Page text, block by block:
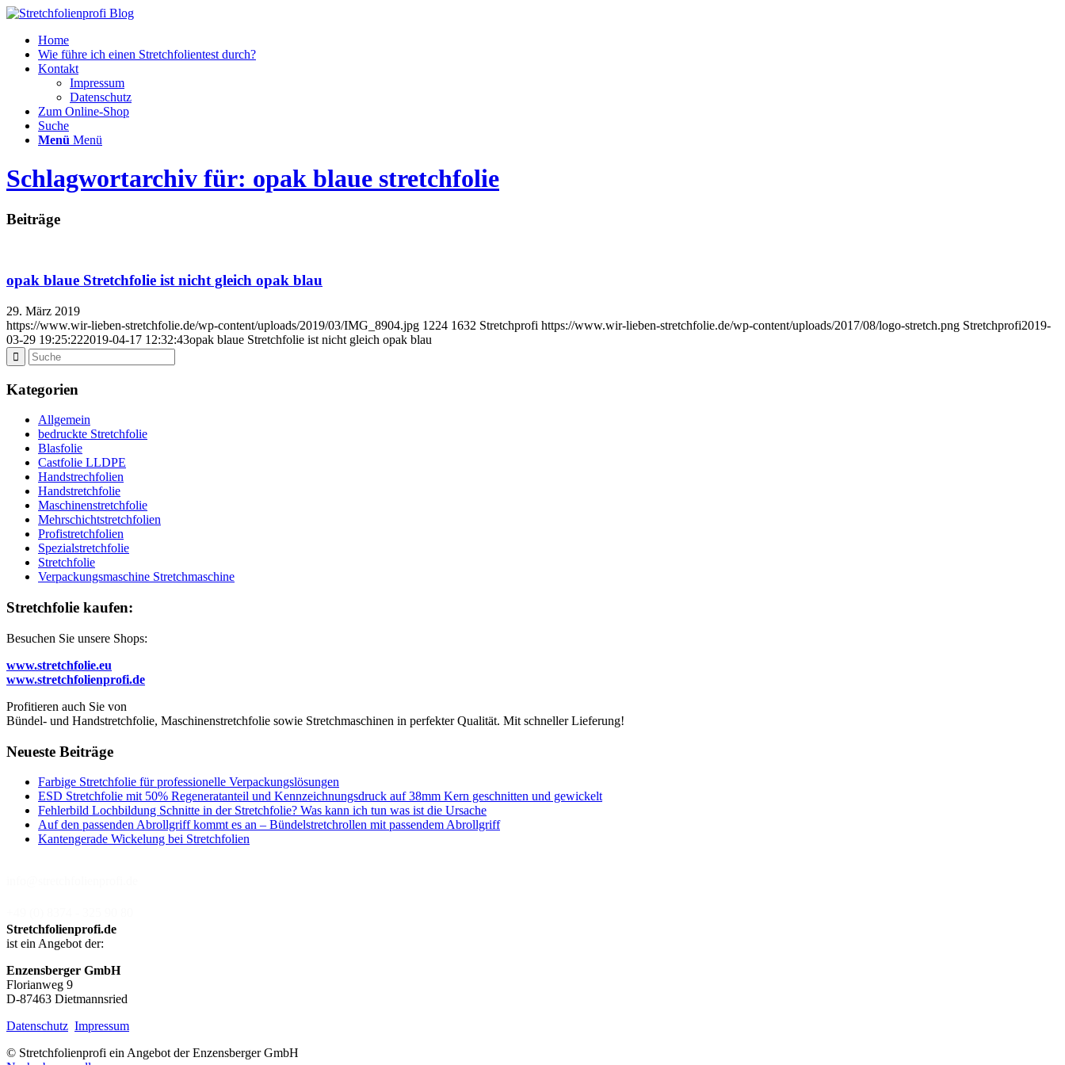
Home
Wie führe ich einen Stretchfolientest durch?
Kontakt
Impressum
Datenschutz
Zum Online-Shop
Suche
Menü Menü
Schlagwortarchiv für: opak blaue stretchfolie
Beiträge
opak blaue Stretchfolie ist nicht gleich opak blau
29. März 2019
https://www.wir-lieben-stretchfolie.de/wp-content/uploads/2019/03/IMG_8904.jpg 1224 1632 Stretchprofi https://www.wir-lieben-stretchfolie.de/wp-content/uploads/2017/08/logo-stretch.png Stretchprofi2019-
03-29 19:25:222019-04-17 12:32:43opak blaue Stretchfolie ist nicht gleich opak blau
Kategorien
Allgemein
bedruckte Stretchfolie
Blasfolie
Castfolie LLDPE
Handstrechfolien
Handstretchfolie
Maschinenstretchfolie
Mehrschichtstretchfolien
Profistretchfolien
Spezialstretchfolie
Stretchfolie
Verpackungsmaschine Stretchmaschine
Stretchfolie kaufen:
Besuchen Sie unsere Shops:
www.stretchfolie.eu
www.stretchfolienprofi.de
Profitieren auch Sie von
Bündel- und Handstretchfolie, Maschinenstretchfolie sowie Stretchmaschinen in perfekter Qualität. Mit schneller Lieferung!
Neueste Beiträge
Farbige Stretchfolie für professionelle Verpackungslösungen
ESD Stretchfolie mit 50% Regeneratanteil und Kennzeichnungsdruck auf 38mm Kern geschnitten und gewickelt
Fehlerbild Lochbildung Schnitte in der Stretchfolie? Was kann ich tun was ist die Ursache
Auf den passenden Abrollgriff kommt es an – Bündelstretchrollen mit passendem Abrollgriff
Kantengerade Wickelung bei Stretchfolien
Stretchfolienprofi.de
ist ein Angebot der:
Enzensberger GmbH
Florianweg 9
D-87463 Dietmannsried
Datenschutz Impressum
© Stretchfolienprofi ein Angebot der Enzensberger GmbH